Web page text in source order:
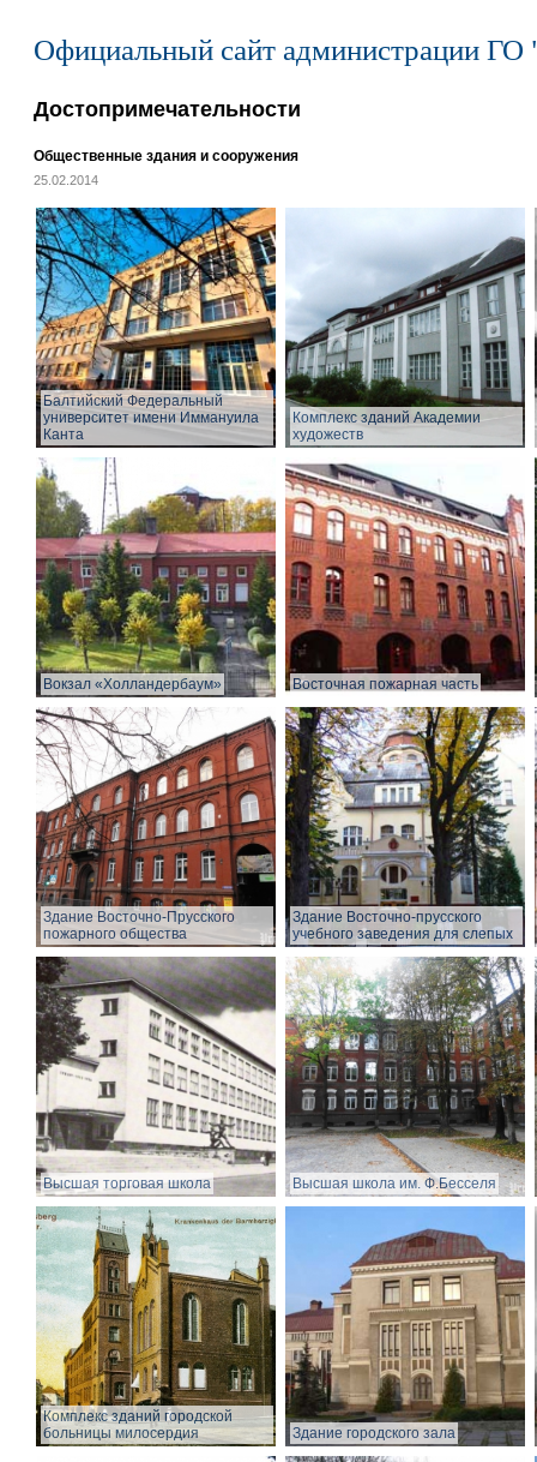
Официальный сайт администрации ГО
Достопримечательности
Общественные здания и сооружения
25.02.2014
Балтийский Федеральный
университет имени Иммануила
Канта
Комплекс зданий Академии
художеств
Вокзал «Холландербаум» Восточная пожарная часть
Здание Восточно-Прусского
пожарного общества
Здание Восточно-прусского
учебного заведения для слепых
Высшая торговая школа Высшая школа им. Ф.Бесселя
Комплекс зданий городской
больницы милосердия
Здание городского зала